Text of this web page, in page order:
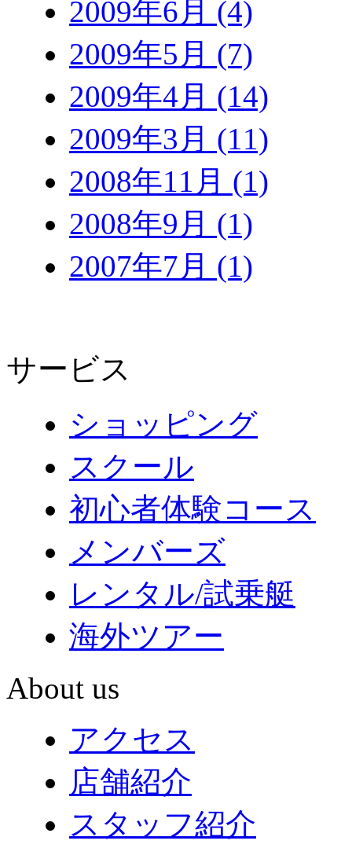
2009年6月 (4)
2009年5月 (7)
2009年4月 (14)
2009年3月 (11)
2008年11月 (1)
2008年9月 (1)
2007年7月 (1)
サービス
ショッピング
スクール
初心者体験コース
メンバーズ
レンタル/試乗艇
海外ツアー
About us
アクセス
店舗紹介
スタッフ紹介